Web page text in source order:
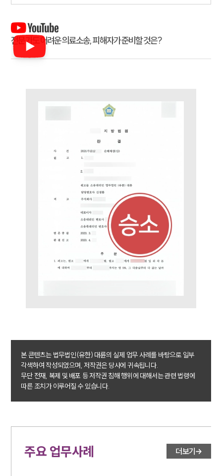
전문가도 어려운 의료소송, 피해자가 준비할 것은?
본 콘텐츠는 법무법인(유한) 대륜의 실제 업무 사례를 바탕으로 일부
각색하여 작성되었으며, 저작권은 당사에 귀속됩니다.
무단 전재, 복제 및 배포 등 저작권 침해 행위에 대해서는 관련 법령에
따른 조치가 이루어질 수 있습니다.
주요 업무사례 더보기